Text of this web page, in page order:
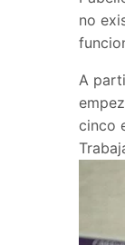
no
A
cinco